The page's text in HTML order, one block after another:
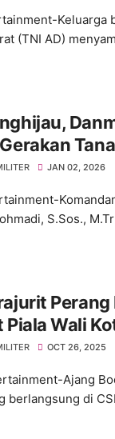
Keluarga
(TNI AD)
JAN 02, 2026
S.Sos.,
Perang
Wali
OCT 26, 2025
Ajang
berlangsung di